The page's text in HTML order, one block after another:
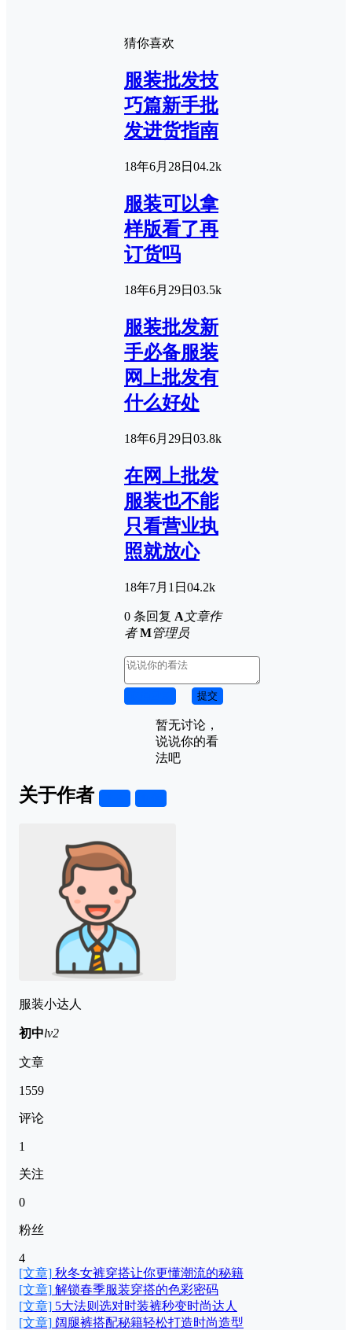
猜你喜欢
服装批发技
巧篇新手批
发进货指南
18年6月28日 04.2k
服装可以拿
样版看了再
订货吗
18年6月29日 03.5k
服装批发新
手必备服装
网上批发有
什么好处
18年6月29日 03.8k
在网上批发
服装也不能
只看营业执
照就放心
18年7月1日 04.2k
0 条回复 A文章作
者 M管理员
提交
暂无讨论，
说说你的看
法吧
关于作者
服装小达人
初中lv2
文章
1559
评论
1
关注
0
粉丝
4
[文章] 秋冬女裤穿搭让你更懂潮流的秘籍
[文章] 解锁春季服装穿搭的色彩密码
[文章] 5大法则选对时装裤秒变时尚达人
[文章] 阔腿裤搭配秘籍轻松打造时尚造型